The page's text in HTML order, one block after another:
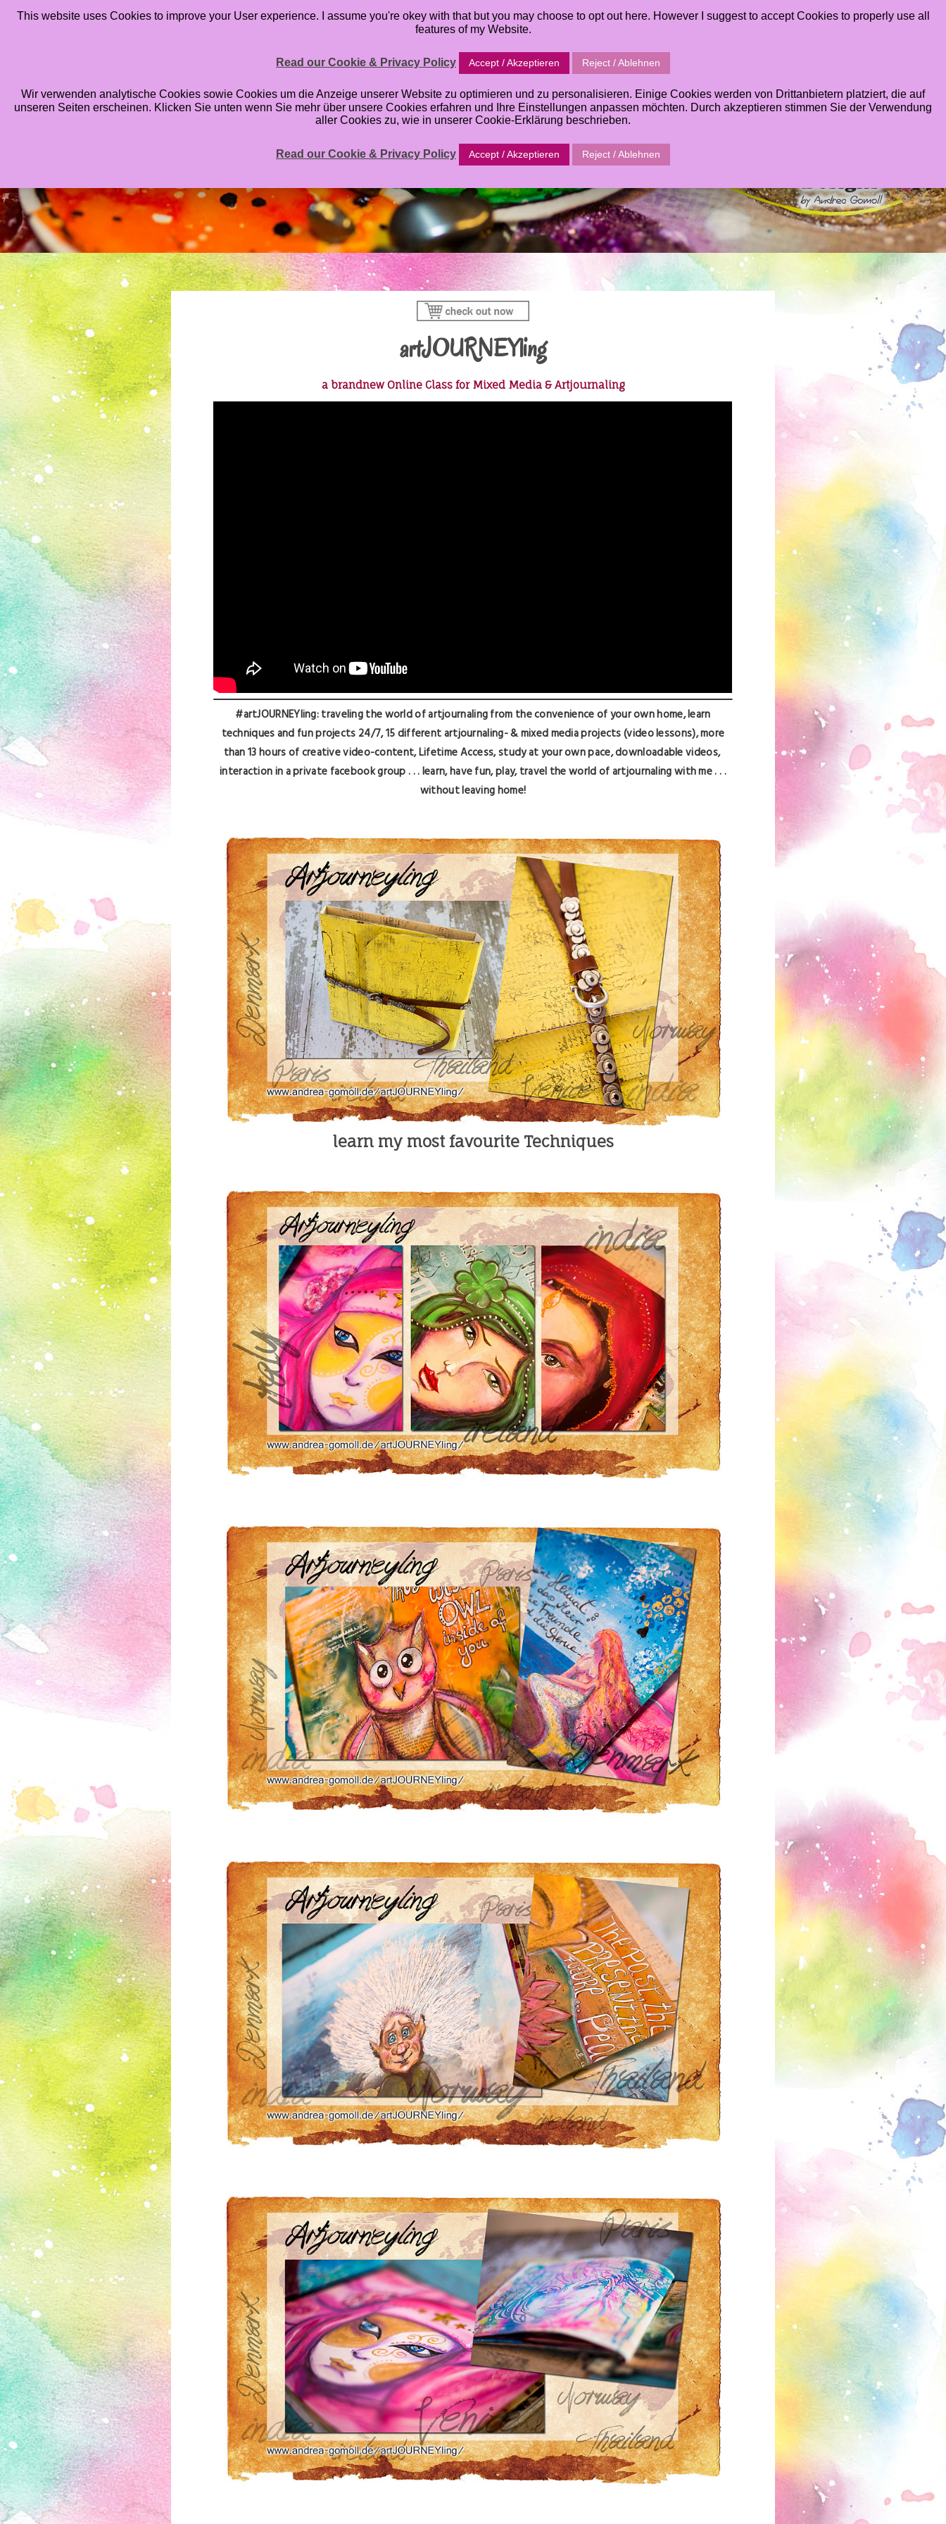
HOME BLOG ONLINE CLASSES STAMPS PRINTABLES ORACLE DECK TUTORIALS ABOUT GALLERY CONTACT STUDENTS AREA
artJOURNEYling
a brandnew Online Class for Mixed Media & Artjournaling
#artJOURNEYling: traveling the world of artjournaling from the convenience of your own home, learn
techniques and fun projects 24/7,15 different artjournaling- & mixed media projects (video lessons), more
than 13 hours of creative video-content, Lifetime Access, study at your own pace, downloadable videos,
interaction in a private facebook group . . . learn, have fun, play,travel the world of artjournaling with me . . .
without leaving home!
learn my most favourite Techniques
This website uses Cookies to improve your User experience. I assume you're okey with that but you may choose to opt out here. However I suggest to accept Cookies to properly use all
features of my Website.
Read our Cookie & Privacy Policy Accept / Akzeptieren Reject / Ablehnen
Wir verwenden analytische Cookies sowie Cookies um die Anzeige unserer Website zu optimieren und zu personalisieren. Einige Cookies werden von Drittanbietern platziert, die auf
unseren Seiten erscheinen. Klicken Sie unten wenn Sie mehr über unsere Cookies erfahren und Ihre Einstellungen anpassen möchten. Durch akzeptieren stimmen Sie der Verwendung
aller Cookies zu, wie in unserer Cookie-Erklärung beschrieben.
Read our Cookie & Privacy Policy Accept / Akzeptieren Reject / Ablehnen